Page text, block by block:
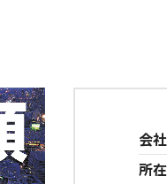
会
所